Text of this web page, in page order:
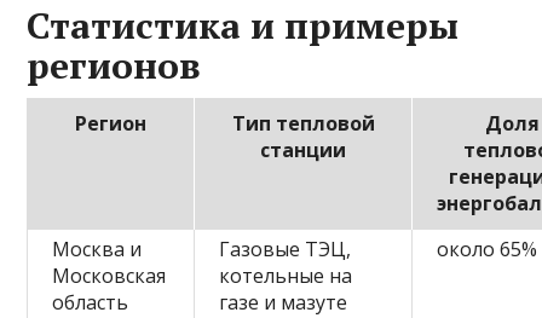
Статистика и примеры
регионов
Регион
Тип тепловой
станции
Доля
Москва и
Московская
область
Газовые ТЭЦ,
котельные на
газе и мазуте
около 65%